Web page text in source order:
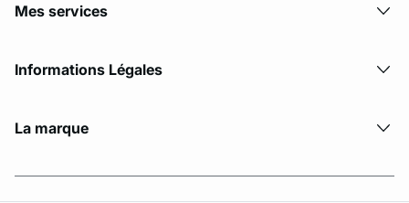
Mes services
Informations Légales
La marque